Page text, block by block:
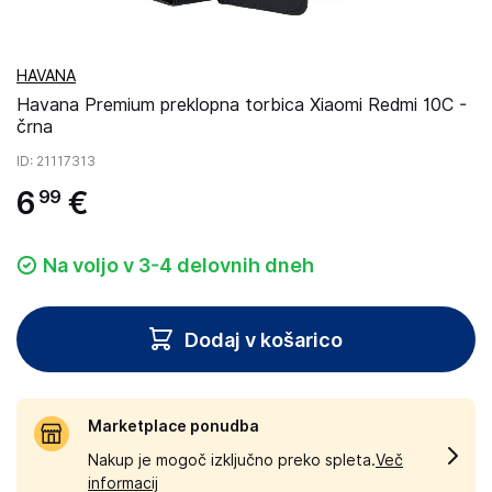
HAVANA
Havana Premium preklopna torbica Xiaomi Redmi 10C -
črna
ID: 21117313
6 99 €
Na voljo v 3-4 delovnih dneh
Dodaj v košarico
Marketplace ponudba
Nakup je mogoč izključno preko spleta.Več
informacij